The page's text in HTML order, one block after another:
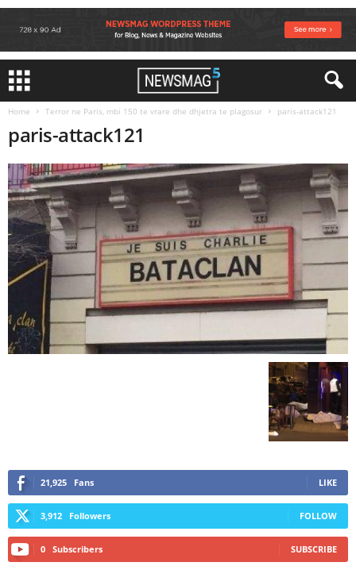
Home Terror ne Paris, mbi 150 te vrare dhe dhjetra te plagosur paris-attack121
paris-attack121
21,925 Fans LIKE
3,912 Followers FOLLOW
0 Subscribers SUBSCRIBE